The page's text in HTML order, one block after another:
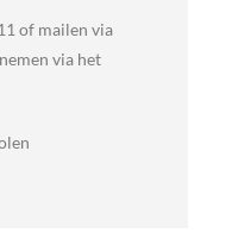
of mailen via
via het